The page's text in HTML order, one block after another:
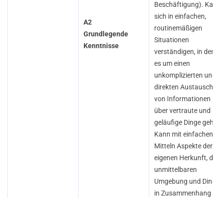
A2
Grundlegende
Kenntnisse
Beschäftigung).
sich in einfachen,
routinemäßigen
Situationen
verständigen, in
es um einen
unkomplizierten und
direkten Austausch
von Informationen
über vertraute und
geläufige Dinge geht.
Kann mit einfachen
Mitteln Aspekte der
eigenen Herkunft, der
unmittelbaren
Umgebung und Dinge
in Zusammenhang